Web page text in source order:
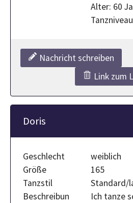
Alter: 60
Nachricht schreiben
Link zum
Doris
Geschlecht
weiblich
Größe
165
Tanzstil
Standard/
Beschreibun
Ich tanze